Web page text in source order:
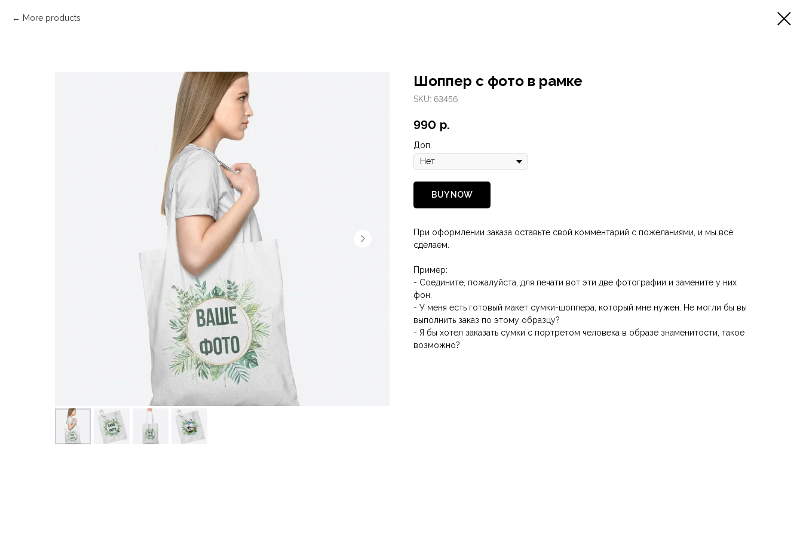
More products
Шоппер с фото в рамке
SKU: 63456
990 р.
Доп.
BUY NOW
При оформлении заказа оставьте свой комментарий с пожеланиями, и мы всё
сделаем.
Пример:
- Соедините, пожалуйста, для печати вот эти две фотографии и замените у них
фон.
- У меня есть готовый макет сумки-шоппера, который мне нужен. Не могли бы вы
выполнить заказ по этому образцу?
- Я бы хотел заказать сумки с портретом человека в образе знаменитости, такое
возможно?